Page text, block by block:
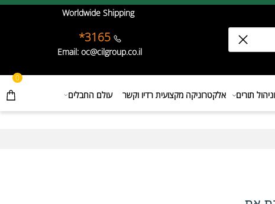
Worldwide Shipping
3165*
Email: oc@cilgroup.co.il
0
תורים אלקטרוניקה מקצועית רדיו וקשר עולם החבלים